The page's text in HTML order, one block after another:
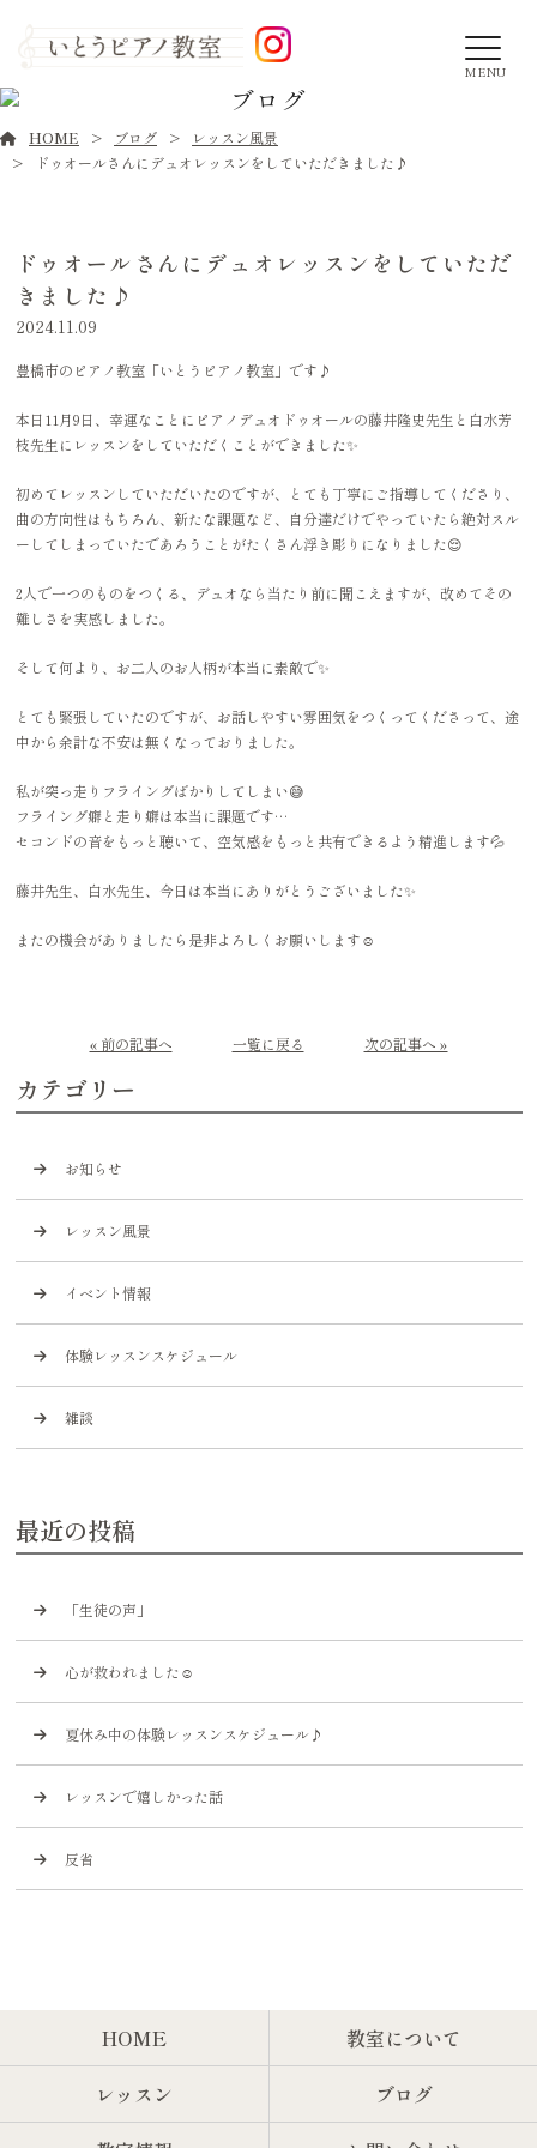
MENU
ブログ
HOME ブログ
レッスン風景
ドゥオールさんにデュオレッスンをしていただきました♪
ドゥオールさんにデュオレッスンをしていただ
きました♪
2024.11.09
豊橋市のピアノ教室「いとうピアノ教室」です♪
本日11月9日、幸運なことにピアノデュオドゥオールの藤井隆史先生と白水芳
枝先生にレッスンをしていただくことができました✨
初めてレッスンしていただいたのですが、とても丁寧にご指導してくださり、
曲の方向性はもちろん、新たな課題など、自分達だけでやっていたら絶対スル
ーしてしまっていたであろうことがたくさん浮き彫りになりました😌
2人で一つのものをつくる、デュオなら当たり前に聞こえますが、改めてその
難しさを実感しました。
そして何より、お二人のお人柄が本当に素敵で✨
とても緊張していたのですが、お話しやすい雰囲気をつくってくださって、途
中から余計な不安は無くなっておりました。
私が突っ走りフライングばかりしてしまい😅
フライング癖と走り癖は本当に課題です…
セコンドの音をもっと聴いて、空気感をもっと共有できるよう精進します💦
藤井先生、白水先生、今日は本当にありがとうございました✨
またの機会がありましたら是非よろしくお願いします☺️
« 前の記事へ 一覧に戻る 次の記事へ »
カテゴリー
お知らせ
レッスン風景
イベント情報
体験レッスンスケジュール
雑談
最近の投稿
「生徒の声」
心が救われました☺️
夏休み中の体験レッスンスケジュール♪
レッスンで嬉しかった話
反省
HOME
教室について
レッスン
ブログ